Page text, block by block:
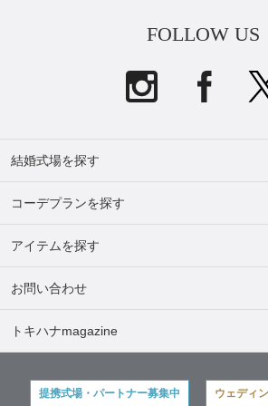
FOLLOW US
結婚式場を探す
コーデプランを探す
アイテムを探す
お問い合わせ
トキハナmagazine
提携式場・パートナー募集中 ウェディ